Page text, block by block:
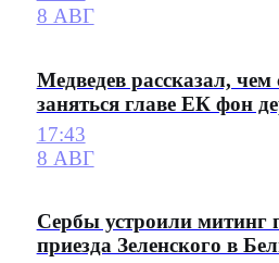
8 АВГ
Медведев рассказал, чем
заняться главе ЕК фон
17:43
8 АВГ
Сербы устроили митинг
приезда Зеленского в